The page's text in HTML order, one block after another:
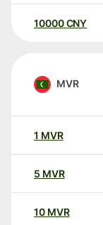
10000 CNY
MVR
1 MVR
5 MVR
10 MVR